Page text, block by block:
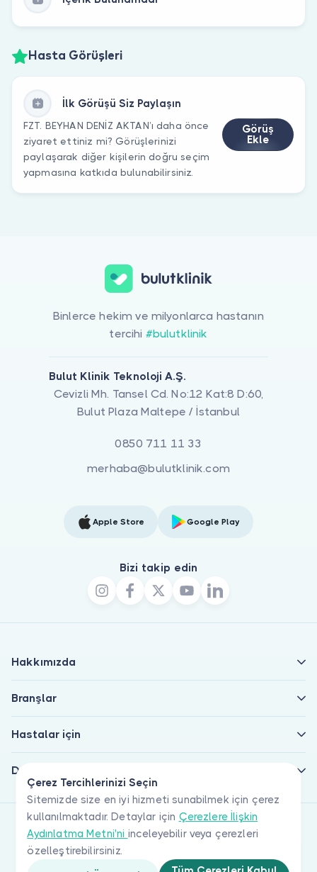
Hasta Görüşleri
İlk Görüşü Siz Paylaşın
FZT. BEYHAN DENİZ AKTAN’ı daha önce
ziyaret ettiniz mi? Görüşlerinizi
paylaşarak diğer kişilerin doğru seçim
yapmasına katkıda bulunabilirsiniz.
Görüş
Ekle
Çerez Tercihlerinizi Seçin
Sitemizde size en iyi hizmeti sunabilmek için çerez
kullanılmaktadır. Detaylar için Çerezlere İlişkin
Aydınlatma Metni'ni inceleyebilir veya çerezleri
özelleştirebilirsiniz.
Binlerce hekim ve milyonlarca hastanın
tercihi #bulutklinik
Bulut Klinik Teknoloji A.Ş.
Cevizli Mh. Tansel Cd. No:12 Kat:8 D:60,
Bulut Plaza Maltepe / İstanbul
0850 711 11 33
merhaba@bulutklinik.com
Apple Store Google Play
Bizi takip edin
Hakkımızda
Branşlar
Hastalar için
Doktorlar için